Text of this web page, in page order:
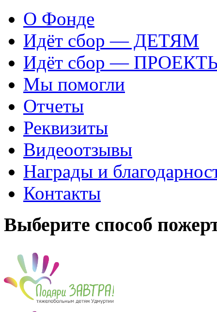
О Фонде
Идёт сбор — ДЕТЯМ
Идёт сбор —
Мы помогли
Отчеты
Реквизиты
Видеоотзывы
Награды и
Контакты
Выберите способ